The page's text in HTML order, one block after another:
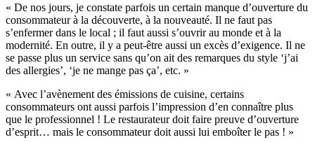
« De nos jours, je constate parfois un certain manque d’ouverture du
consommateur à la découverte, à la nouveauté. Il ne faut pas
s’enfermer dans le local ; il faut aussi s’ouvrir au monde et à la
modernité. En outre, il y a peut-être aussi un excès d’exigence. Il ne
se passe plus un service sans qu’on ait des remarques du style ‘j’ai
des allergies’, ‘je ne mange pas ça’, etc. »
« Avec l’avènement des émissions de cuisine, certains
consommateurs ont aussi parfois l’impression d’en connaître plus
que le professionnel ! Le restaurateur doit faire preuve d’ouverture
d’esprit… mais le consommateur doit aussi lui emboîter le pas ! »